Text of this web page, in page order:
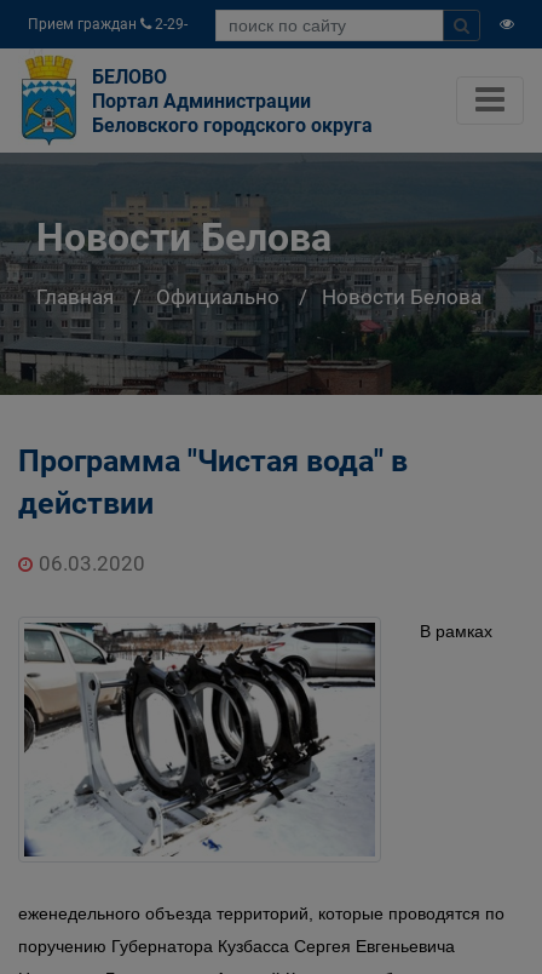
Прием граждан
2-29-
04
БЕЛОВО
Портал Администрации
Беловского городского округа
Новости Белова
Главная Официально Новости Белова
Программа "Чистая вода" в
действии
06.03.2020
В рамках
еженедельного объезда территорий, которые проводятся по
поручению Губернатора Кузбасса Сергея Евгеньевича